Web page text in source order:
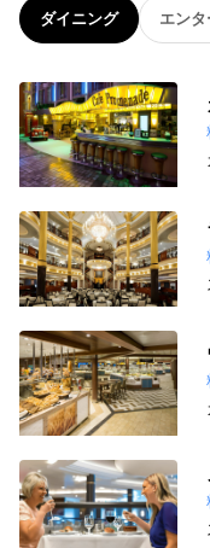
ダイニング エン